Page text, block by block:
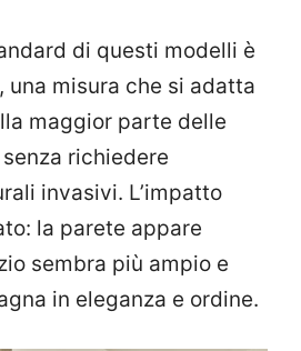
di questi modelli è
una misura che si adatta
maggior parte delle
richiedere
invasivi. L’impatto
la parete appare
sembra più ampio e
in eleganza e ordine.